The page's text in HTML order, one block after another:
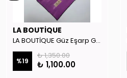
LA BOUTİQUE
LA BOUTİQUE Güz Eşarp GYSE262908
%19
₺ 1,350.00
₺ 1,100.00